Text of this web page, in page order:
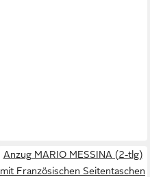
Anzug MARIO MESSINA (2-tlg)
mit Französischen Seitentaschen